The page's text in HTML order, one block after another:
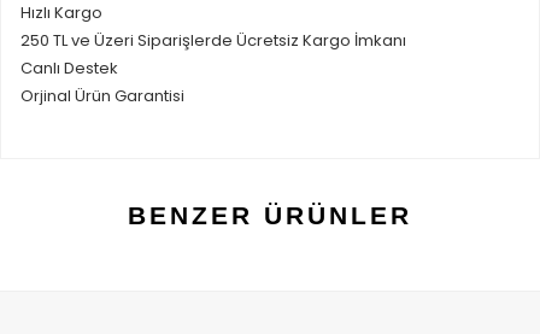
Hızlı Kargo
250 TL ve Üzeri Siparişlerde Ücretsiz Kargo İmkanı
Canlı Destek
Orjinal Ürün Garantisi
BENZER ÜRÜNLER